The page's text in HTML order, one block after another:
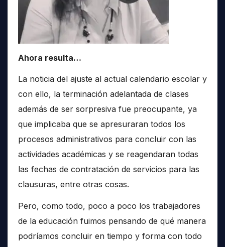
Ahora resulta…
La noticia del ajuste al actual calendario escolar y
con ello, la terminación adelantada de clases
además de ser sorpresiva fue preocupante, ya
que implicaba que se apresuraran todos los
procesos administrativos para concluir con las
actividades académicas y se reagendaran todas
las fechas de contratación de servicios para las
clausuras, entre otras cosas.
Pero, como todo, poco a poco los trabajadores
de la educación fuimos pensando de qué manera
podríamos concluir en tiempo y forma con todo